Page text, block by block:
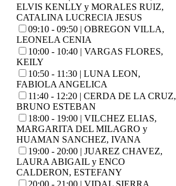
ELVIS KENLLY y MORALES RUIZ,
CATALINA LUCRECIA JESUS
09:10 - 09:50 | OBREGON VILLA,
LEONELA CENIA
10:00 - 10:40 | VARGAS FLORES,
KEILY
10:50 - 11:30 | LUNA LEON,
FABIOLA ANGELICA
11:40 - 12:20 | CERDA DE LA CRUZ,
BRUNO ESTEBAN
18:00 - 19:00 | VILCHEZ ELIAS,
MARGARITA DEL MILAGRO y
HUAMAN SANCHEZ, IVANA
19:00 - 20:00 | JUAREZ CHAVEZ,
LAURA ABIGAIL y ENCO
CALDERON, ESTEFANY